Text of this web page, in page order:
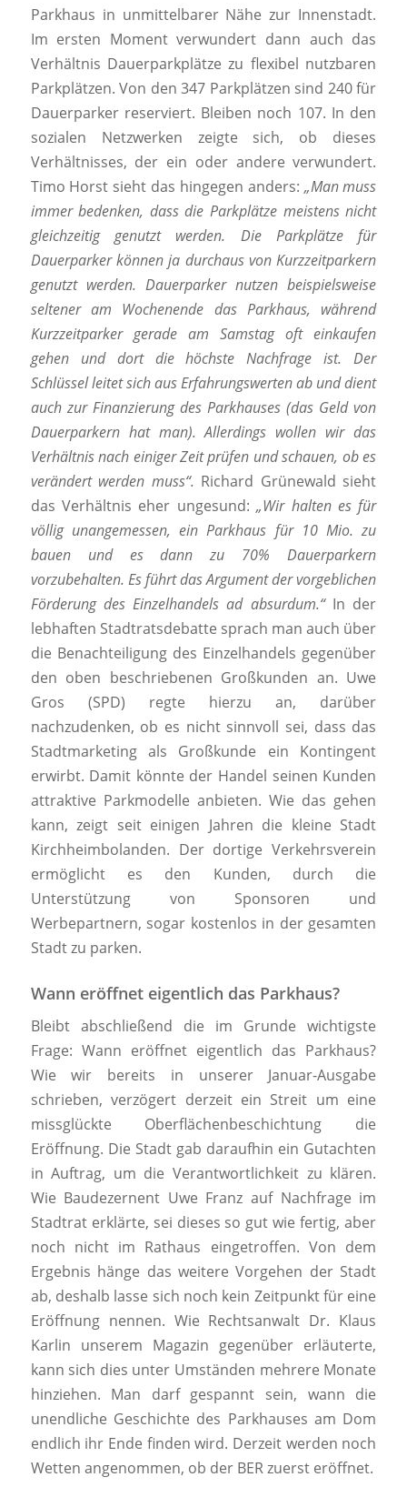
Parkhaus in unmittelbarer Nähe zur Innenstadt.
Im ersten Moment verwundert dann auch das
Verhältnis Dauerparkplätze zu flexibel nutzbaren
Parkplätzen. Von den 347 Parkplätzen sind 240 für
Dauerparker reserviert. Bleiben noch 107. In den
sozialen Netzwerken zeigte sich, ob dieses
Verhältnisses, der ein oder andere verwundert.
Timo Horst sieht das hingegen anders: „Man muss
immer bedenken, dass die Parkplätze meistens nicht
gleichzeitig genutzt werden. Die Parkplätze für
Dauerparker können ja durchaus von Kurzzeitparkern
genutzt werden. Dauerparker nutzen beispielsweise
seltener am Wochenende das Parkhaus, während
Kurzzeitparker gerade am Samstag oft einkaufen
gehen und dort die höchste Nachfrage ist. Der
Schlüssel leitet sich aus Erfahrungswerten ab und dient
auch zur Finanzierung des Parkhauses (das Geld von
Dauerparkern hat man). Allerdings wollen wir das
Verhältnis nach einiger Zeit prüfen und schauen, ob es
verändert werden muss“. Richard Grünewald sieht
das Verhältnis eher ungesund: „Wir halten es für
völlig unangemessen, ein Parkhaus für 10 Mio. zu
bauen und es dann zu 70% Dauerparkern
vorzubehalten. Es führt das Argument der vorgeblichen
Förderung des Einzelhandels ad absurdum.“In der
lebhaften Stadtratsdebatte sprach man auch über
die Benachteiligung des Einzelhandels gegenüber
den oben beschriebenen Großkunden an. Uwe
Gros (SPD) regte hierzu an, darüber
nachzudenken, ob es nicht sinnvoll sei, dass das
Stadtmarketing als Großkunde ein Kontingent
erwirbt. Damit könnte der Handel seinen Kunden
attraktive Parkmodelle anbieten. Wie das gehen
kann, zeigt seit einigen Jahren die kleine Stadt
Kirchheimbolanden. Der dortige Verkehrsverein
ermöglicht es den Kunden, durch die
Unterstützung von Sponsoren und
Werbepartnern, sogar kostenlos in der gesamten
Stadt zu parken.
Wann eröffnet eigentlich das Parkhaus?
Bleibt abschließend die im Grunde wichtigste
Frage: Wann eröffnet eigentlich das Parkhaus?
Wie wir bereits in unserer Januar-Ausgabe
schrieben, verzögert derzeit ein Streit um eine
missglückte Oberflächenbeschichtung die
Eröffnung. Die Stadt gab daraufhin ein Gutachten
in Auftrag, um die Verantwortlichkeit zu klären.
Wie Baudezernent Uwe Franz auf Nachfrage im
Stadtrat erklärte, sei dieses so gut wie fertig, aber
noch nicht im Rathaus eingetroffen. Von dem
Ergebnis hänge das weitere Vorgehen der Stadt
ab, deshalb lasse sich noch kein Zeitpunkt für eine
Eröffnung nennen. Wie Rechtsanwalt Dr. Klaus
Karlin unserem Magazin gegenüber erläuterte,
kann sich dies unter Umständen mehrere Monate
hinziehen. Man darf gespannt sein, wann die
unendliche Geschichte des Parkhauses am Dom
endlich ihr Ende finden wird. Derzeit werden noch
Wetten angenommen, ob der BER zuerst eröffnet.